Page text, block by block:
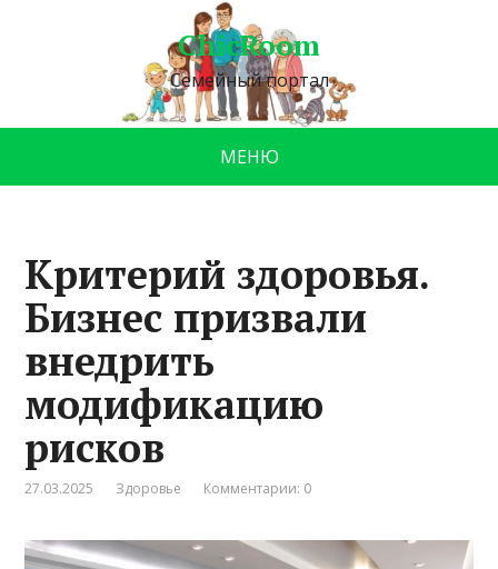
ChicRoom
Семейный портал
МЕНЮ
Критерий здоровья.
Бизнес призвали
внедрить
модификацию
рисков
27.03.2025 Здоровье Комментарии: 0